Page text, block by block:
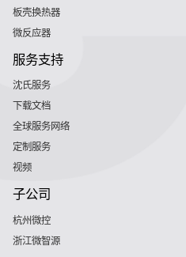
板壳换热器
微反应器
服务支持
沈氏服务
下载文档
全球服务网络
定制服务
视频
子公司
杭州微控
浙江微智源